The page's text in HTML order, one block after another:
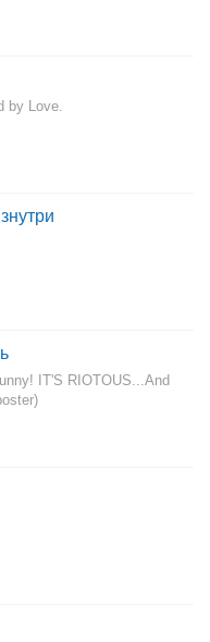
by Love.
IT'S RIOTOUS...And